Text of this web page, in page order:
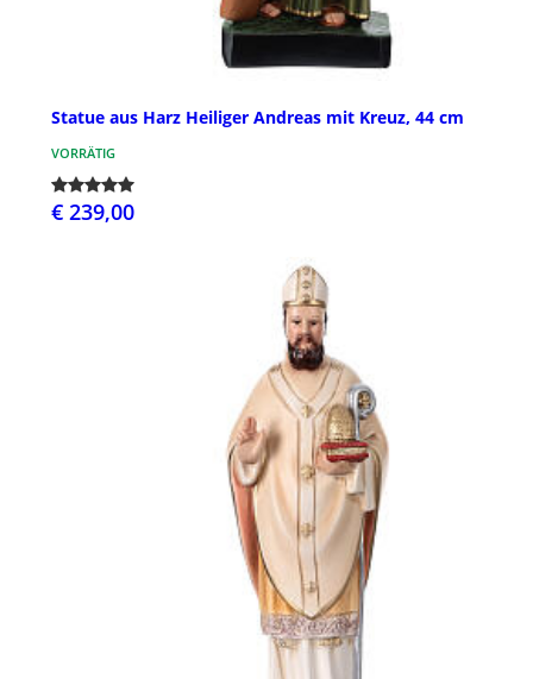
Statue aus Harz Heiliger Andreas mit Kreuz, 44 cm
VORRÄTIG
€ 239,00